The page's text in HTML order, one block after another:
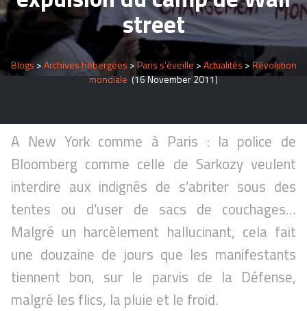
street
Blogs >Archives hébergées >Paris s’éveille >Actualités >Révolution
mondiale (16 November 2011)
A New York comme à Paris : la police de
Bloomberg comme celle de Sarkozy veulent
interdire aux indignés de s’abriter sous des
tentes ou d’user de sacs de couchages…
Malgré un harcèlement hallucinant, cela fait
une douzaine de jours que les manifestants
tiennent bon, sur le parvis de la Défense,
malgré les flics, la pluie et le froid.